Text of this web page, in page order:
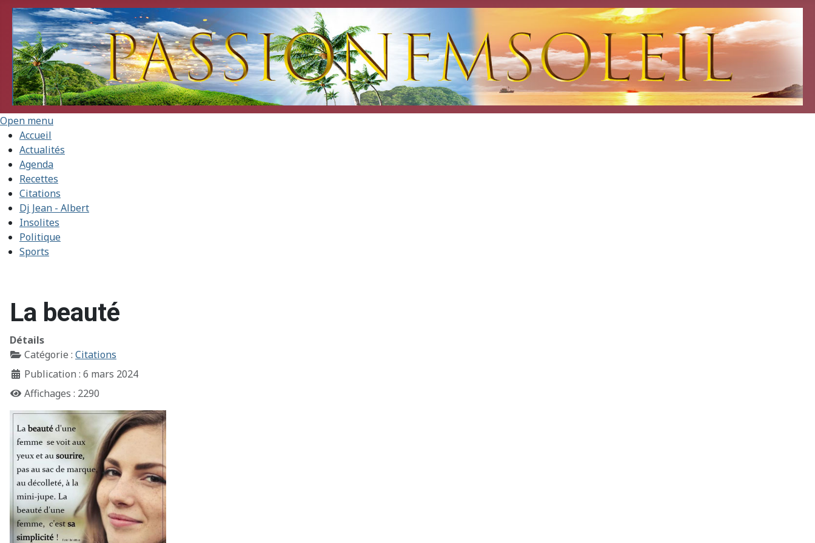
Open menu
Accueil
Actualités
Agenda
Recettes
Citations
Dj Jean - Albert
Insolites
Politique
Sports
La beauté
Détails
Catégorie : Citations
Publication : 6 mars 2024
Affichages : 2290